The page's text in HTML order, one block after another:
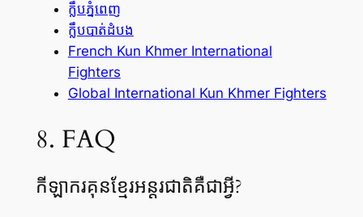
ក្លឹបភ្នំពេញ
ក្លឹបបាត់ដំបង
French Kun Khmer International
Fighters
Global International Kun Khmer Fighters
8. FAQ
កីឡាករគុនខ្មែរអន្តរជាតិគឺជាអ្វី?